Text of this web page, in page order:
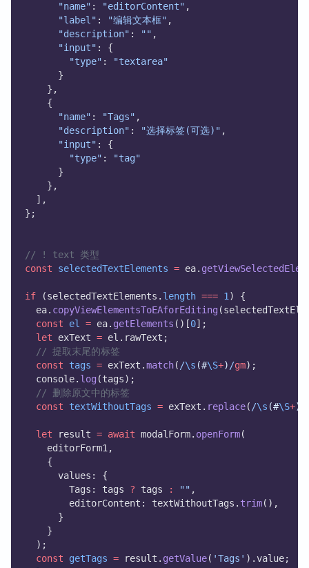
"name" : "editorContent" ,
"label" : "编辑文本框" ,
"description" : "" ,
"input" : {
"type" :
"textarea"
      }
    },
    {
"name" : "Tags" ,
"description" : "选择标签(可选)" ,
"input" : {
"type" :
"tag"
      }
    },
  ],
};
// ! text 类型
const
selectedTextElements = ea.
if (selectedTextElements. length === 1 ) {
  ea.
copyViewElementsToEAforEditing
const
el = ea. getElements ()[0];
let exText = el.rawText;
// 提取末尾的标签
const
tags = exText.match( /\s (#\S+) /gm);
  console.
log (tags);
// 删除原文中的标签
const
textWithoutTags = exText. replace( /\s (#\S+)
let result = await modalForm. openForm(
    editorForm1,
    {
      values: {
        Tags: tags
? tags : "" ,
        editorContent: textWithoutTags.
trim(),
      }
    }
  );
const
getTags = result. getValue( 'Tags' ).value;